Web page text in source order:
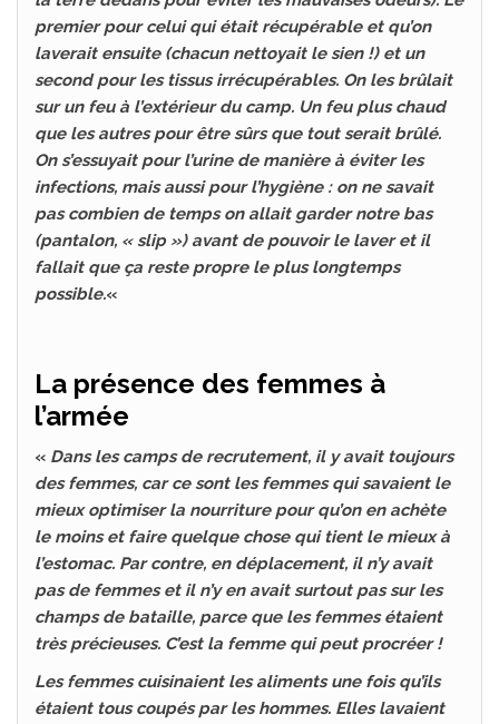
premier pour celui qui était récupérable et qu’on
laverait ensuite (chacun nettoyait le sien !) et un
second pour les tissus irrécupérables. On les brûlait
sur un feu à l’extérieur du camp. Un feu plus chaud
que les autres pour être sûrs que tout serait brûlé.
On s’essuyait pour l’urine de manière à éviter les
infections, mais aussi pour l’hygiène : on ne savait
pas combien de temps on allait garder notre bas
(pantalon, « slip ») avant de pouvoir le laver et il
fallait que ça reste propre le plus longtemps
possible.«
La présence des femmes à
l’armée
« Dans les camps de recrutement, il y avait toujours
des femmes, car ce sont les femmes qui savaient le
mieux optimiser la nourriture pour qu’on en achète
le moins et faire quelque chose qui tient le mieux à
l’estomac. Par contre, en déplacement, il n’y avait
pas de femmes et il n’y en avait surtout pas sur les
champs de bataille, parce que les femmes étaient
très précieuses. C’est la femme qui peut procréer !
Les femmes cuisinaient les aliments une fois qu’ils
étaient tous coupés par les hommes. Elles lavaient